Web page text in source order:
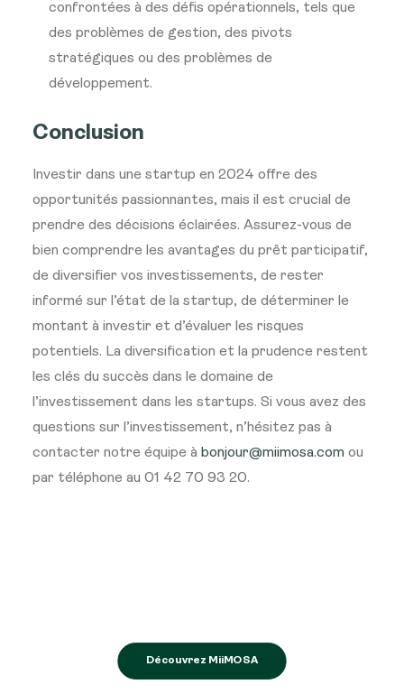
confrontées à des défis opérationnels, tels que
des problèmes de gestion, des pivots
stratégiques ou des problèmes de
développement.
Conclusion
Investir dans une startup en 2024 offre des
opportunités passionnantes, mais il est crucial de
prendre des décisions éclairées. Assurez-vous de
bien comprendre les avantages du prêt participatif,
de diversifier vos investissements, de rester
informé sur l’état de la startup, de déterminer le
montant à investir et d’évaluer les risques
potentiels. La diversification et la prudence restent
les clés du succès dans le domaine de
l’investissement dans les startups. Si vous avez des
questions sur l’investissement, n’hésitez pas à
contacter notre équipe à bonjour@miimosa.com ou
par téléphone au 01 42 70 93 20.
Découvrez MiiMOSA